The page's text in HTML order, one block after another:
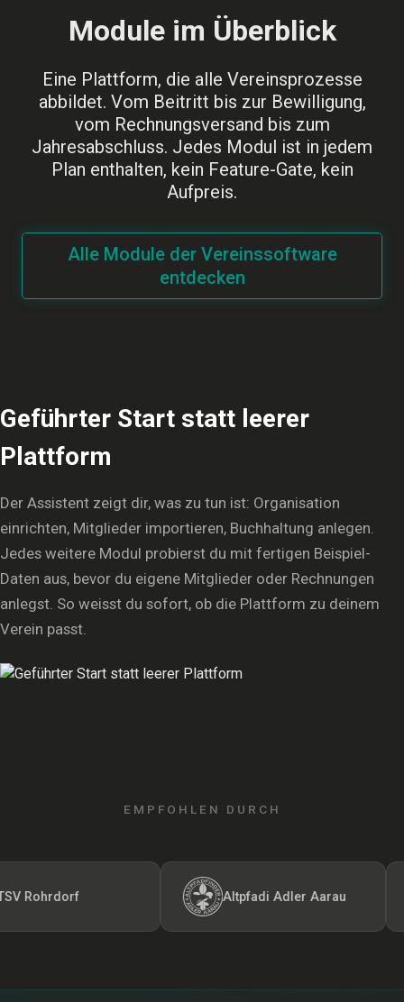
Module im Überblick
Eine Plattform, die alle Vereinsprozesse
abbildet. Vom Beitritt bis zur Bewilligung,
vom Rechnungsversand bis zum
Jahresabschluss. Jedes Modul ist in jedem
Plan enthalten, kein Feature-Gate, kein
Aufpreis.
Alle Module der Vereinssoftware
entdecken
Geführter Start statt leerer
Plattform
Der Assistent zeigt dir, was zu tun ist: Organisation
einrichten, Mitglieder importieren, Buchhaltung anlegen.
Jedes weitere Modul probierst du mit fertigen Beispiel-
Daten aus, bevor du eigene Mitglieder oder Rechnungen
anlegst. So weisst du sofort, ob die Plattform zu deinem
Verein passt.
EMPFOHLEN DURCH
Altpfadi Adler Aarau